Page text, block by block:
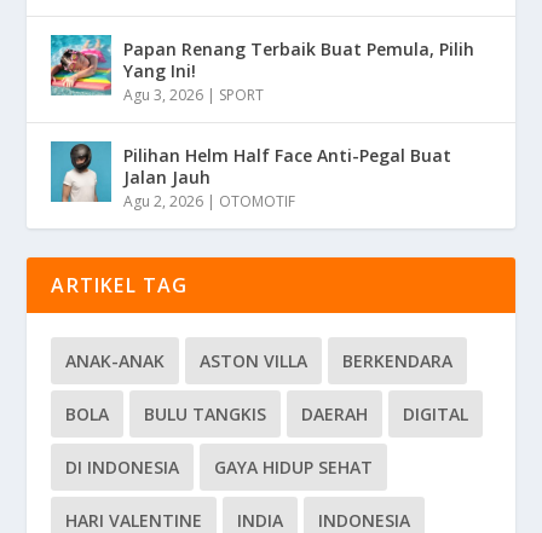
Papan Renang Terbaik Buat Pemula, Pilih
Yang Ini!
Agu 3, 2026 | SPORT
Pilihan Helm Half Face Anti-Pegal Buat
Jalan Jauh
Agu 2, 2026 | OTOMOTIF
ARTIKEL TAG
ANAK-ANAK ASTON VILLA BERKENDARA
BOLA BULU TANGKIS DAERAH DIGITAL
DI INDONESIA GAYA HIDUP SEHAT
HARI VALENTINE INDIA INDONESIA